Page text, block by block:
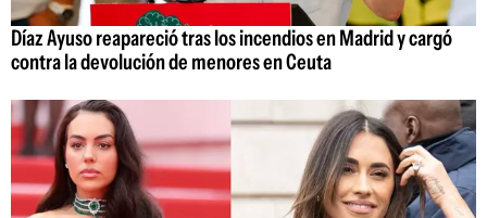
Díaz Ayuso reapareció tras los incendios en Madrid y cargó
contra la devolución de menores en Ceuta